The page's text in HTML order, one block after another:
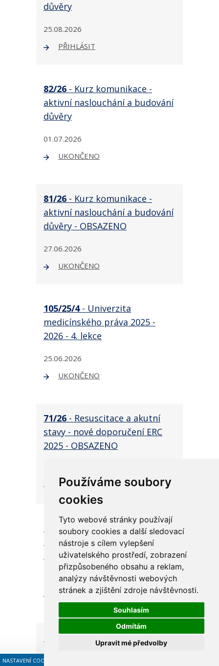
Používáme soubory
cookies
Tyto webové stránky používají
soubory cookies a další sledovací
nástroje s cílem vylepšení
uživatelského prostředí, zobrazení
přizpůsobeného obsahu a reklam,
analýzy návštěvnosti webových
stránek a zjištění zdroje návštěvnosti.
Souhlasím
Odmítám
Upravit mé předvolby
NASTAVENÍ COOKIES
důvěry
25.08.2026
PŘIHLÁSIT
82/26 - Kurz komunikace -
aktivní naslouchání a budování
důvěry
01.07.2026
UKONČENO
81/26 - Kurz komunikace -
aktivní naslouchání a budování
důvěry - OBSAZENO
27.06.2026
UKONČENO
105/25/4- Univerzita
medicínského práva 2025 -
2026 - 4. lekce
25.06.2026
UKONČENO
71/26 - Resuscitace a akutní
stavy - nové doporučení ERC
2025 - OBSAZENO
UKONČENO
79/26- Kurz komunikace -
aktivní naslouchání a budování
důvěry - OBSAZENO
16.06.2026
UKONČENO
70/26- Resuscitace a akutní
stavy - nové doporučení ERC